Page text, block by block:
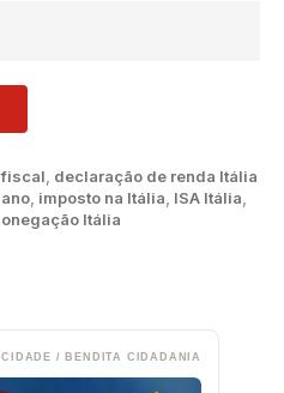
declaração de renda Itália
imposto na Itália ISA Itália
Itália
/ BENDITA CIDADANIA